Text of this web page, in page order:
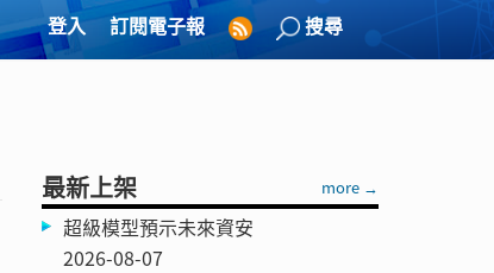
登入 訂閱電子報 搜尋
最新上架 more →
超級模型預示未來資安
2026-08-07